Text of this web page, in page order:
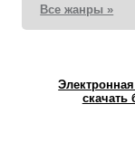
Все жанры »
скачать